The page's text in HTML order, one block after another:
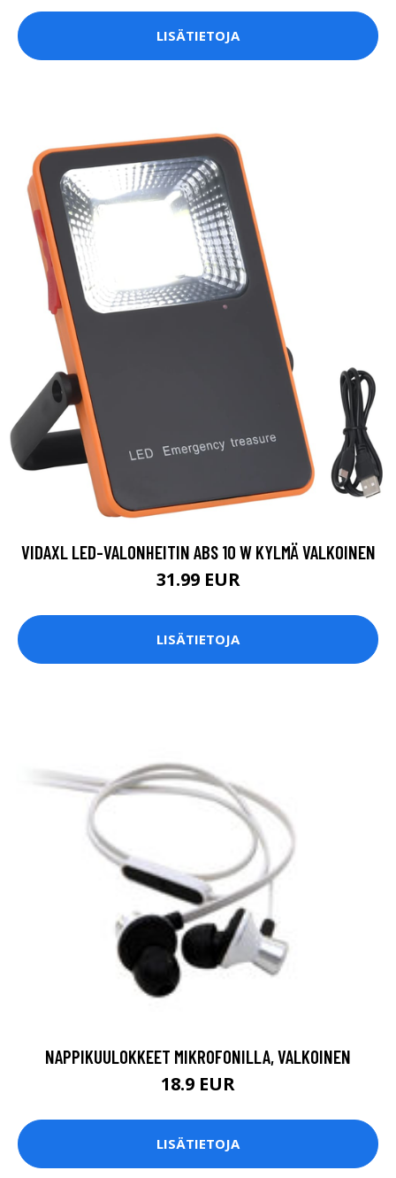
LISÄTIETOJA
VIDAXL LED-VALONHEITIN ABS 10 W KYLMÄ VALKOINEN
31.99 EUR
LISÄTIETOJA
NAPPIKUULOKKEET MIKROFONILLA, VALKOINEN
18.9 EUR
LISÄTIETOJA